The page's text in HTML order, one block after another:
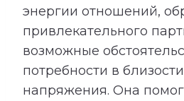
энергии отношений,
привлекательного
возможные
потребности в
напряжения. Она